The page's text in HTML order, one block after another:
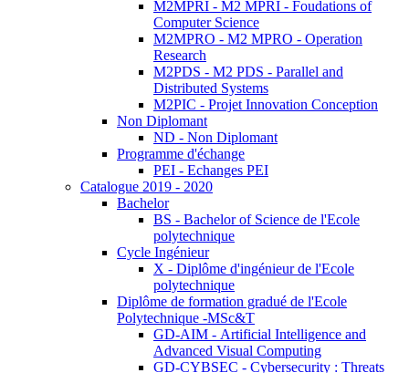
M2MPRI - M2 MPRI - Foudations of
Computer Science
M2MPRO - M2 MPRO - Operation
Research
M2PDS - M2 PDS - Parallel and
Distributed Systems
M2PIC - Projet Innovation Conception
Non Diplomant
ND - Non Diplomant
Programme d'échange
PEI - Echanges PEI
Catalogue 2019 - 2020
Bachelor
BS - Bachelor of Science de l'Ecole
polytechnique
Cycle Ingénieur
X - Diplôme d'ingénieur de l'Ecole
polytechnique
Diplôme de formation gradué de l'Ecole
Polytechnique -MSc&T
GD-AIM - Artificial Intelligence and
Advanced Visual Computing
GD-CYBSEC - Cybersecurity : Threats